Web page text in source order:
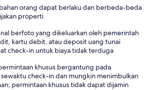
orang dapat berlaku dan berbeda-beda
properti
berfoto yang dikeluarkan oleh pemerintah
kartu debit, atau deposit uang tunai
check-in untuk biaya tidak terduga
khusus bergantung pada
check-in dan mungkin menimbulkan
permintaan khusus tidak dapat dijamin